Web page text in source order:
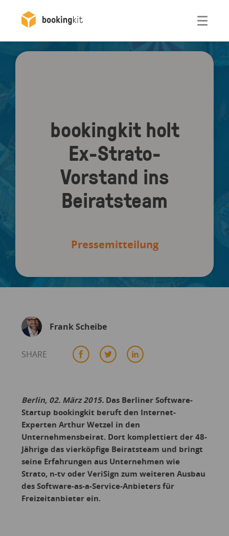
bookingkit holt
Ex-Strato-
Vorstand ins
Beiratsteam
Pressemitteilung
Frank Scheibe
SHARE
Berlin, 02. März 2015.Das Berliner Software-
Startup bookingkit beruft den Internet-
Experten Arthur Wetzel in den
Unternehmensbeirat. Dort komplettiert der 48-
Jährige das vierköpfige Beiratsteam und bringt
seine Erfahrungen aus Unternehmen wie
Strato, n-tv oder VeriSign zum weiteren Ausbau
des Software-as-a-Service-Anbieters für
Freizeitanbieter ein.